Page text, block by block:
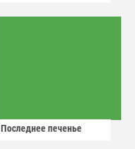
Последнее печенье